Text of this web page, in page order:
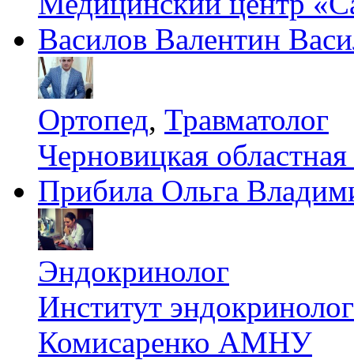
Василов Валентин
Ортопед, Травматолог
Черновицкая
Прибила Ольга
Эндокринолог
Институт
Комисаренко АМНУ